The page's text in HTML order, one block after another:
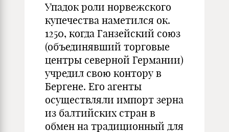
Упадок роли норвежского
купечества наметился ок.
1250, когда Ганзейский союз
(объединявший торговые
центры северной Германии)
учредил свою контору в
Бергене. Его агенты
осуществляли импорт зерна
из балтийских стран в
обмен на традиционный для